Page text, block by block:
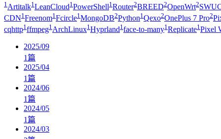
1Artitalk1LeanCloud1PowerShell1Router2BREED2OpenWrt2
CDN1 Freenom1 Fcircle1 MongoDB2Python1 Qexo2OnePlus 7 Pro2
cqhttp1 ffmpeg1 ArchLinux1 Hyprland1 face-to-many1 Replicate1 Pixel
2025/09
1篇
2025/04
1篇
2024/06
1篇
2024/05
1篇
2024/03